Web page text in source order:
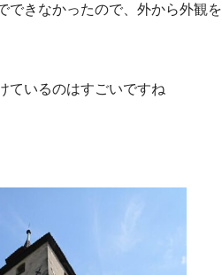
できなかったので、外から外観を
ているのはすごいですね